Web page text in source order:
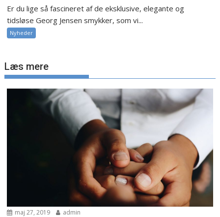
Er du lige så fascineret af de eksklusive, elegante og
tidsløse Georg Jensen smykker, som vi...
Nyheder
Læs mere
maj 27, 2019 admin